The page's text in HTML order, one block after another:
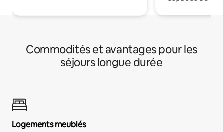
Commodités et avantages pour les
séjours longue durée
Logements meublés